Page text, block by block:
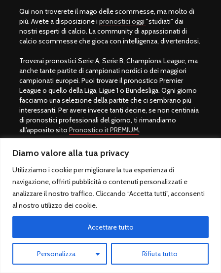
Diamo valore alla tua privacy
Utilizziamo i cookie per migliorare la tua esperienza di
navigazione, offrirti pubblicità o contenuti personalizzati e
analizzare il nostro traffico. Cliccando “Accetta tutti”, acconsenti
al nostro utilizzo dei cookie.
Personalizza Rifiuta tutto
Accettare tutto
Qui non troverete il mago delle scommesse, ma molto di
più. Avete a disposizione i pronostici oggi "studiati" dai
nostri esperti di calcio. La community di appassionati di
calcio scommesse che gioca con intelligenza, divertendosi.
Troverai pronostici Serie A, Serie B, Champions League, ma
anche tante partite di campionati nordici o dei maggiori
campionati europei. Puoi trovare il pronostico Premier
League o quello della Liga, Ligue 1 o Bundesliga. Ogni giorno
facciamo una selezione della partite che ci sembrano più
interessanti. Per avere invece tanti decine, se non centinaia
di pronostici professionali del giorno, ti rimandiamo
all'apposito sito Pronostico.it PREMIUM.
L'amministratore del sito è Giulio Giorgetti, autore del libro
best seller Quote Scommesse Calcio e padre del Betting
Exchange in Italia. Gli utenti si stupiscono della sua capacità
di realizzare previsioni vincenti, ma è più di un veggente, è un
esperto del settore che ha messo a sua disposizione il suo
sapere per tutti.
Una scommessa sportiva calcio infatti si vince con lo
studio, non con la fortuna. Per fare bene con il mondo del
gioco servono preparazione ed esperienza. Il motto di
vincere " per questo motivo si consiglia per tutti coloro che